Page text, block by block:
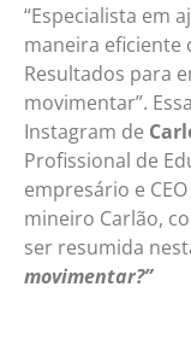
“Especialista em
maneira eficiente
Resultados para
movimentar”.
Instagram de
Profissional de
empresário e
mineiro Carlão,
ser resumida
movimentar?”